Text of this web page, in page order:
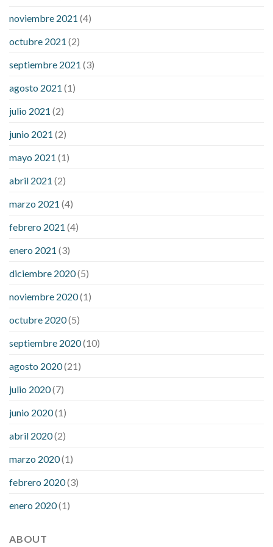
noviembre 2021 (4)
octubre 2021 (2)
septiembre 2021 (3)
agosto 2021 (1)
julio 2021 (2)
junio 2021 (2)
mayo 2021 (1)
abril 2021 (2)
marzo 2021 (4)
febrero 2021 (4)
enero 2021 (3)
diciembre 2020(5)
noviembre 2020(1)
octubre 2020(5)
septiembre 2020(10)
agosto 2020(21)
julio 2020(7)
junio 2020(1)
abril 2020(2)
marzo 2020(1)
febrero 2020(3)
enero 2020(1)
ABOUT